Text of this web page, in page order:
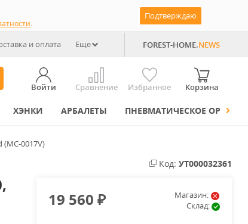
.
Подтверждаю
и оплата Еще FOREST-HOME.NEWS
Войти Сравнение Избранное Корзина
ХЭНКИ АРБАЛЕТЫ ПНЕВМАТИЧЕСКОЕ ОРУЖИЕ
(MC-0017V)
Код: УТ000032361
19 560₽
Магазин:
Склад: